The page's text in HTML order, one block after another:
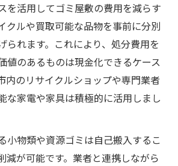
を活用してゴミ屋敷の費用を減らす
クルや買取可能な品物を事前に分別
られます。これにより、処分費用を
値のあるものは現金化できるケース
内のリサイクルショップや専門業者
な家電や家具は積極的に活用しまし
小物類や資源ゴミは自己搬入するこ
減が可能です。業者と連携しながら